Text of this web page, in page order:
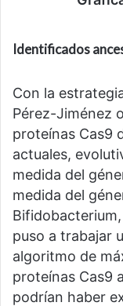
Identificados
Con la
Pérez-Jiménez
proteínas Cas9
actuales,
medida del
medida del
puso a trabajar
algoritmo de
proteínas Cas9
podrían haber